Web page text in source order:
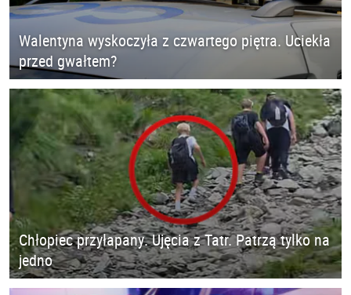
Walentyna wyskoczyła z czwartego piętra. Uciekła
przed gwałtem?
Chłopiec przyłapany. Ujęcia z Tatr. Patrzą tylko na
jedno